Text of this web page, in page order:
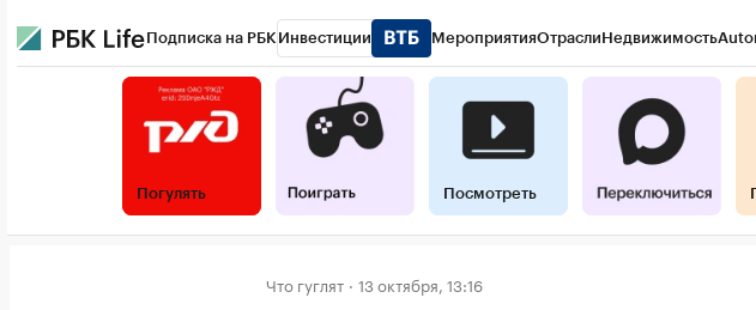
Подписка на РБК Инвестиции МероприятияОтраслиНедвижимость
Погулять Посмотреть
Что гуглят 13 октября, 13:16